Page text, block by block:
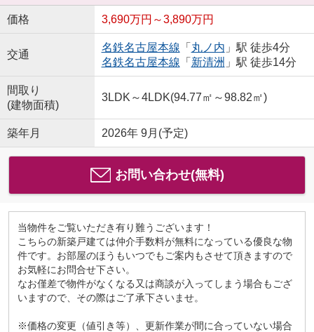
価格 3,690万円～3,890万円
交通
名鉄名古屋本線 「 丸ノ内 」駅 徒歩4分
名鉄名古屋本線 「 新清洲 」駅 徒歩14分
間取り
(建物面積)
3LDK～4LDK(94.77㎡～98.82㎡)
築年月 2026年 9月(予定)
お問い合わせ(無料)
当物件をご覧いただき有り難うございます！
こちらの新築戸建ては仲介手数料が無料になっている優良な物
件です。お部屋のほうもいつでもご案内もさせて頂きますので
お気軽にお問合せ下さい。
なお僅差で物件がなくなる又は商談が入ってしまう場合もござ
いますので、その際はご了承下さいませ。
※価格の変更（値引き等）、更新作業が間に合っていない場合